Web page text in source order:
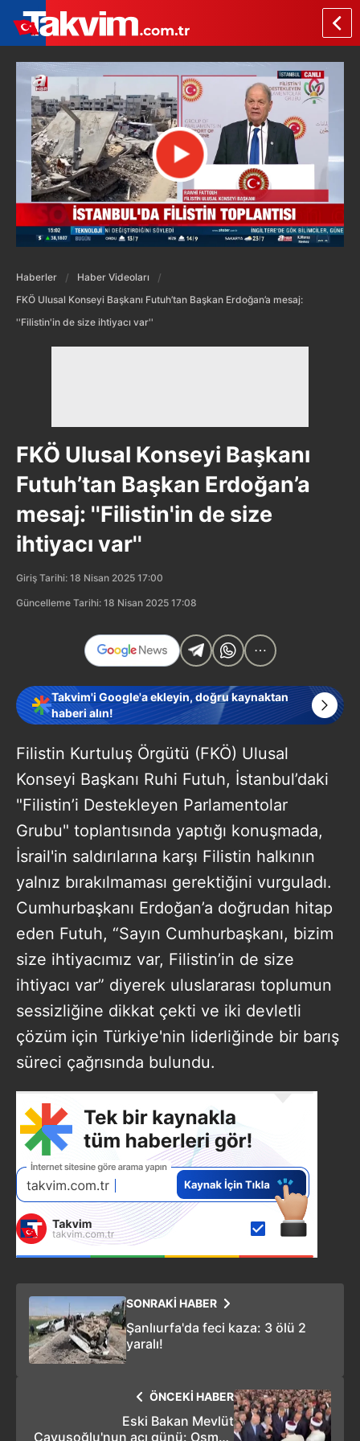
Haberler
Haber Videoları
FKÖ Ulusal Konseyi Başkanı Futuh’tan Başkan Erdoğan’a mesaj:
''Filistin'in de size ihtiyacı var''
FKÖ Ulusal Konseyi Başkanı
Futuh’tan Başkan Erdoğan’a
mesaj: ''Filistin'in de size
ihtiyacı var''
Giriş Tarihi: 18 Nisan 2025 17:00
Güncelleme Tarihi: 18 Nisan 2025 17:08
Takvim'i Google'a ekleyin, doğru kaynaktan
haberi alın!
Filistin Kurtuluş Örgütü (FKÖ) Ulusal
Konseyi Başkanı Ruhi Futuh, İstanbul’daki
"Filistin’i Destekleyen Parlamentolar
Grubu" toplantısında yaptığı konuşmada,
İsrail'in saldırılarına karşı Filistin halkının
yalnız bırakılmaması gerektiğini vurguladı.
Cumhurbaşkanı Erdoğan’a doğrudan hitap
eden Futuh, “Sayın Cumhurbaşkanı, bizim
size ihtiyacımız var, Filistin’in de size
ihtiyacı var” diyerek uluslararası toplumun
sessizliğine dikkat çekti ve iki devletli
çözüm için Türkiye'nin liderliğinde bir barış
süreci çağrısında bulundu.
SONRAKİ HABER
Şanlıurfa'da feci kaza: 3 ölü 2
yaralı!
ÖNCEKİ HABER
Eski Bakan Mevlüt
Çavuşoğlu'nun acı günü: Osman